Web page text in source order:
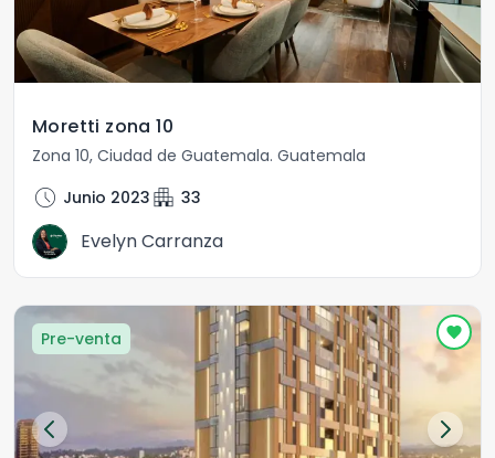
Moretti zona 10
Zona 10, Ciudad de Guatemala. Guatemala
schedule Junio 2023 apartment 33
Evelyn Carranza
Pre-venta